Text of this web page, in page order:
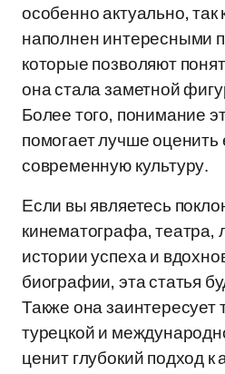
особенно актуально, так
наполнен интересными
которые позволяют
она стала заметной
Более того, понимание
помогает лучше оценить
современную культуру.
Если вы являетесь
кинематографа, театра,
истории успеха и
биографии, эта статья
Также она заинтересует
турецкой и
ценит глубокий подход к